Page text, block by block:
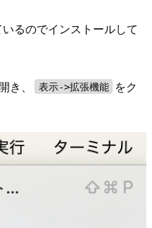
るのでインストールして
き、 表示->拡張機能
をク